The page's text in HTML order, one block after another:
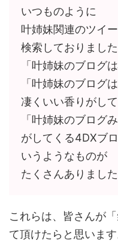
いつものように
叶姉妹関連のツイ
検索しておりまし
「叶姉妹のブログ
「叶姉妹のブログ
凄くいい香りがし
「叶姉妹のブログ
がしてくる4DXブ
いうようなものが
たくさんありました
これらは、皆さんが
て頂けたらと思います